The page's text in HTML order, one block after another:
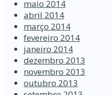
maio 2014
abril 2014
março 2014
fevereiro 2014
janeiro 2014
dezembro 2013
novembro 2013
outubro 2013